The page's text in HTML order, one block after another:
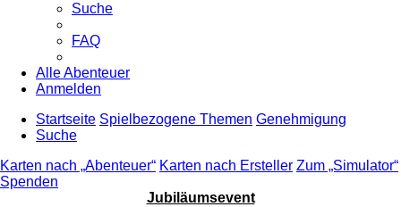
Suche
FAQ
Alle Abenteuer
Anmelden
Startseite Spielbezogene Themen Genehmigung
Suche
Karten nach „Abenteuer“ Karten nach Ersteller Zum „Simulator“
Spenden
Jubiläumsevent